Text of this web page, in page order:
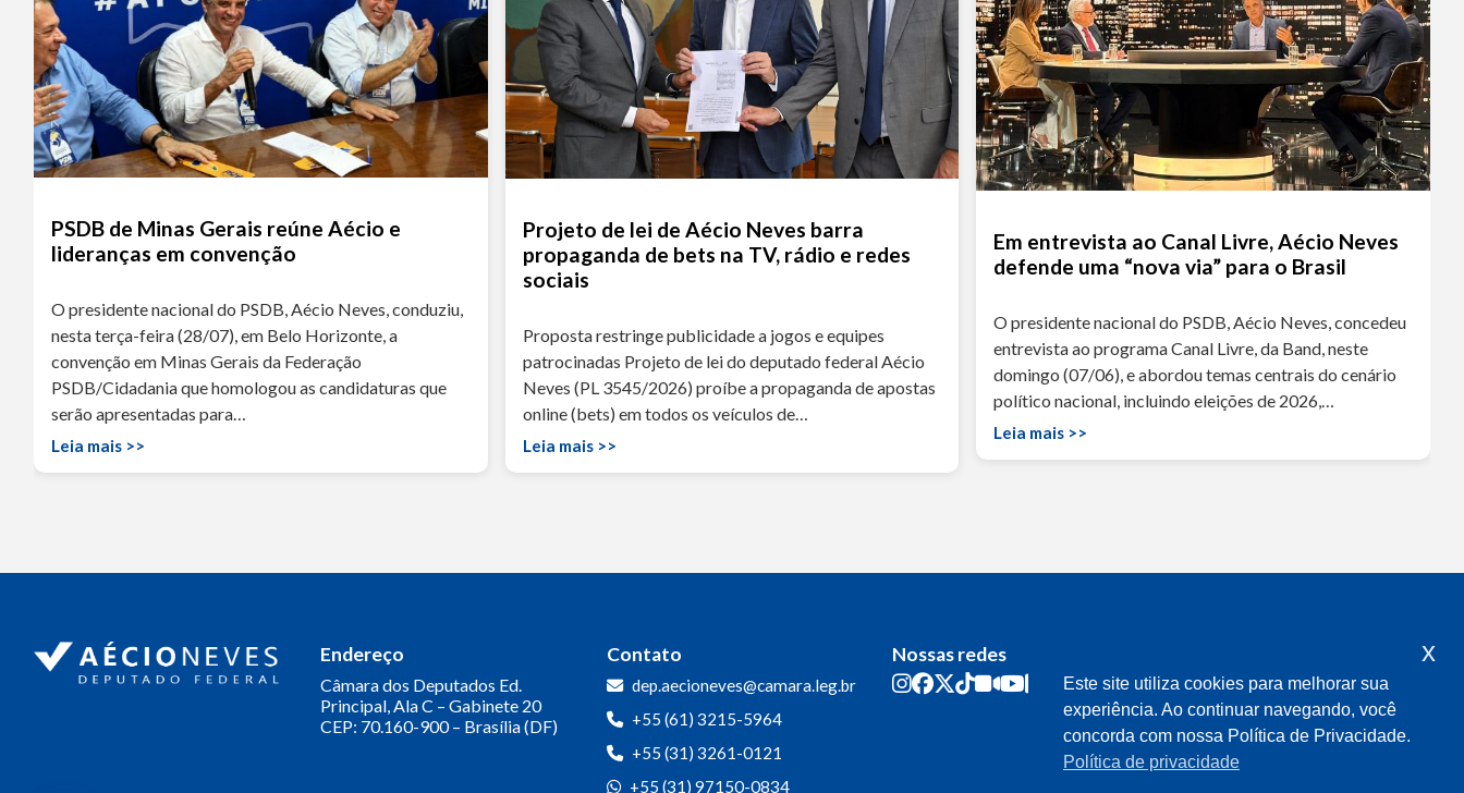
PSDB de Minas Gerais reúne Aécio e
lideranças em convenção
O presidente nacional do PSDB, Aécio Neves, conduziu,
nesta terça-feira (28/07), em Belo Horizonte, a
convenção em Minas Gerais da Federação
PSDB/Cidadania que homologou as candidaturas que
serão apresentadas para…
Leia mais >>
Projeto de lei de Aécio Neves barra
propaganda de bets na TV, rádio e redes
sociais
Proposta restringe publicidade a jogos e equipes
patrocinadas Projeto de lei do deputado federal Aécio
Neves (PL 3545/2026) proíbe a propaganda de apostas
online (bets) em todos os veículos de…
Leia mais >>
Em entrevista ao Canal Livre, Aécio Neves
defende uma “nova via” para o Brasil
O presidente nacional do PSDB, Aécio Neves, concedeu
entrevista ao programa Canal Livre, da Band, neste
domingo (07/06), e abordou temas centrais do cenário
político nacional, incluindo eleições de 2026,…
Leia mais >>
Endereço
Câmara dos Deputados Ed.
Principal, Ala C – Gabinete 20
CEP: 70.160-900 – Brasília (DF)
Contato
dep.aecioneves@camara.leg.br
+55 (61) 3215-5964
+55 (31) 3261-0121
+55 (31) 97150-0834
Nossas redes
Este site utiliza cookies para melhorar sua
experiência. Ao continuar navegando, você
concorda com nossa Política de Privacidade.
Política de privacidade
x